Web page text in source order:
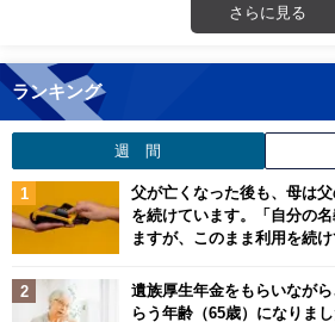
さらに見る
ランキング
週 間
父が亡くなった後も、母は
を続けています。「自分の
ますが、このまま利用を続
遺族厚生年金をもらいなが
らう年齢（65歳）になりま